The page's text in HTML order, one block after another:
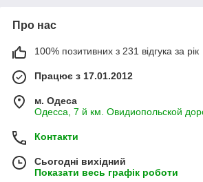
Про нас
100% позитивних з 231 відгука за рік
Працює з 17.01.2012
м. Одеса
Одесса, 7 й км. Овидиопольской
Контакти
Сьогодні вихідний
Показати весь графік роботи